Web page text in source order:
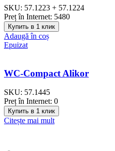
SKU: 57.1223 + 57.1224
Preț în Internet: 5480
Купить в 1 клик
Adaugă în coș
Epuizat
WC-Compact Alikor
SKU: 57.1445
Preț în Internet: 0
Купить в 1 клик
Citește mai mult